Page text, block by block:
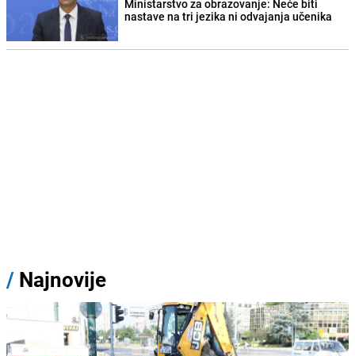
Ministarstvo za obrazovanje: Neće biti
nastave na tri jezika ni odvajanja učenika
/ Najnovije